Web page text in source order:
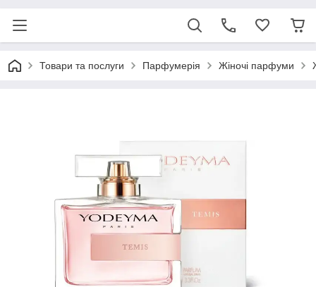
Товари та послуги Парфумерія Жіночі парфуми